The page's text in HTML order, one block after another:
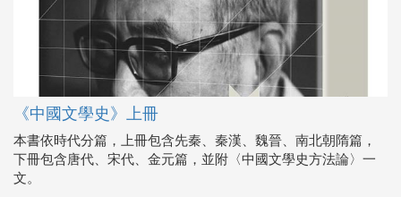
《中國文學史》上冊
本書依時代分篇，上冊包含先秦、秦漢、魏晉、南北朝隋篇，
下冊包含唐代、宋代、金元篇，並附〈中國文學史方法論〉一
文。